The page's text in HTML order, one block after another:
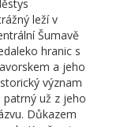
leží v
Šumavě
hranic s
a jeho
význam
patrný už z jeho
Důkazem